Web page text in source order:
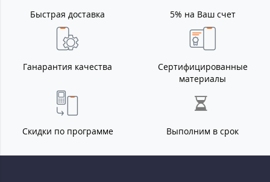
Быстрая доставка 5% на Ваш счет
Ганарантия качества
Сертифицированные
материалы
Скидки по программе Выполним в срок